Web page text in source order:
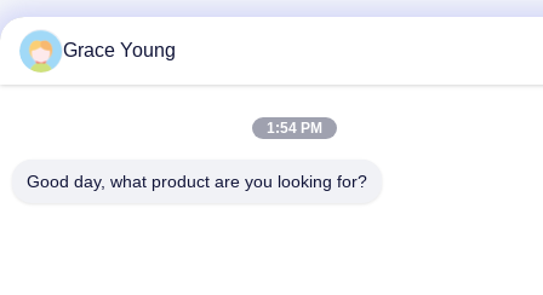
Grace Young
1:54 PM
Good day, what product are you looking for?